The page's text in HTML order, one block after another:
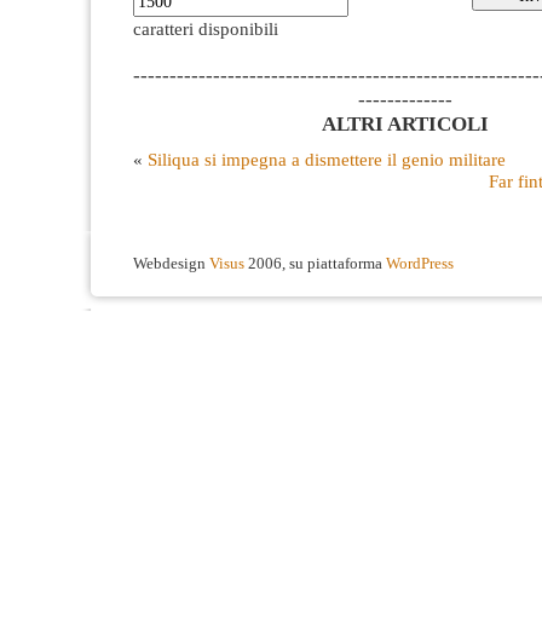
caratteri disponibili
-------------
ALTRI ARTICOLI
« Siliqua si impegna a dismettere il genio militare
Far
Webdesign Visus 2006, su piattaforma WordPress